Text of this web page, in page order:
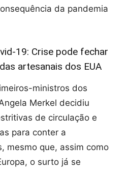
da pandemia
19: Crise pode fechar
artesanais dos EUA
ministros dos
Merkel decidiu
de circulação e
para conter a
mesmo que, assim como
o surto já se